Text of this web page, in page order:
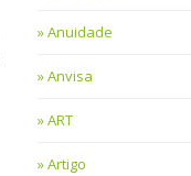
Anuidade
Anvisa
ART
Artigo